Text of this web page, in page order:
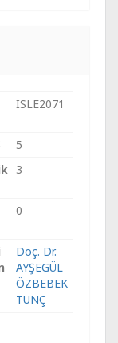
ISLE2071
5
3
0
Doç. Dr.
AYŞEGÜL
ÖZBEBEK
TUNÇ